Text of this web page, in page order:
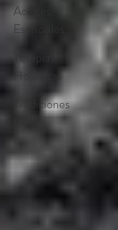
Aceites
Esenciales
Terapias
Holísticas
Tradiciones
Celtas